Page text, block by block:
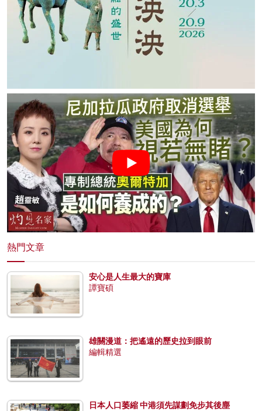
熱門文章
安心是人生最大的寶庫
譚寶碩
雄關漫道：把遙遠的歷史拉到眼前
編輯精選
日本人口萎縮 中港須先謀劃免步其後塵